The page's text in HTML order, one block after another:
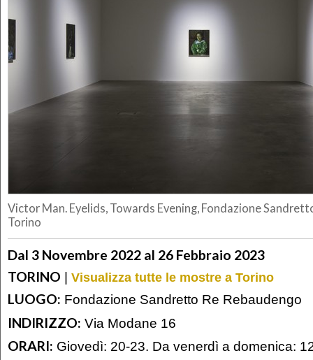
Victor Man. Eyelids, Towards Evening, Fondazione
Torino
Dal 3 Novembre 2022 al 26 Febbraio 2023
TORINO | Visualizza tutte le mostre a Torino
LUOGO: Fondazione Sandretto Re Rebaudengo
INDIRIZZO: Via Modane 16
ORARI: Giovedì: 20-23. Da venerdì a domenica: